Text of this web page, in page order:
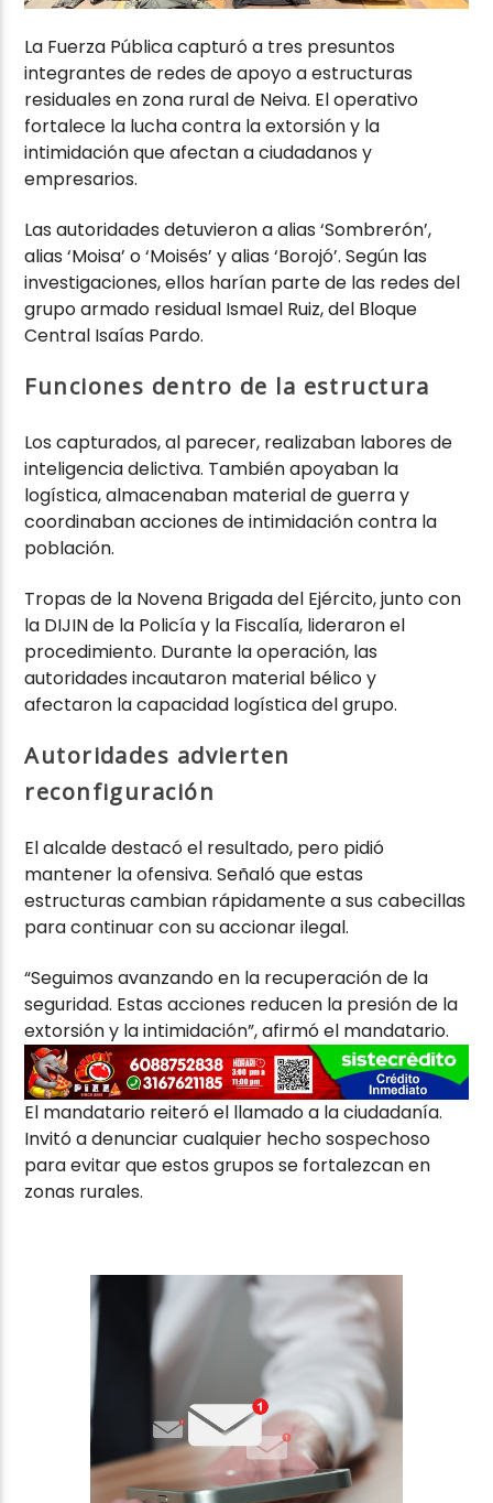
La Fuerza Pública capturó a tres presuntos
integrantes de redes de apoyo a estructuras
residuales en zona rural de Neiva. El operativo
fortalece la lucha contra la extorsión y la
intimidación que afectan a ciudadanos y
empresarios.
Las autoridades detuvieron a alias ‘Sombrerón’,
alias ‘Moisa’ o ‘Moisés’ y alias ‘Borojó’. Según las
investigaciones, ellos harían parte de las redes del
grupo armado residual Ismael Ruiz, del Bloque
Central Isaías Pardo.
Funciones dentro de la estructura
Los capturados, al parecer, realizaban labores de
inteligencia delictiva. También apoyaban la
logística, almacenaban material de guerra y
coordinaban acciones de intimidación contra la
población.
Tropas de la Novena Brigada del Ejército, junto con
la DIJIN de la Policía y la Fiscalía, lideraron el
procedimiento. Durante la operación, las
autoridades incautaron material bélico y
afectaron la capacidad logística del grupo.
Autoridades advierten
reconfiguración
El alcalde destacó el resultado, pero pidió
mantener la ofensiva. Señaló que estas
estructuras cambian rápidamente a sus cabecillas
para continuar con su accionar ilegal.
“Seguimos avanzando en la recuperación de la
seguridad. Estas acciones reducen la presión de la
extorsión y la intimidación”, afirmó el mandatario.
El mandatario reiteró el llamado a la ciudadanía.
Invitó a denunciar cualquier hecho sospechoso
para evitar que estos grupos se fortalezcan en
zonas rurales.